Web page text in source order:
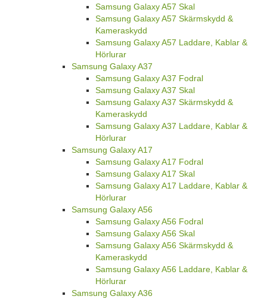
Samsung Galaxy A57 Skal
Samsung Galaxy A57 Skärmskydd &
Kameraskydd
Samsung Galaxy A57 Laddare, Kablar &
Hörlurar
Samsung Galaxy A37
Samsung Galaxy A37 Fodral
Samsung Galaxy A37 Skal
Samsung Galaxy A37 Skärmskydd &
Kameraskydd
Samsung Galaxy A37 Laddare, Kablar &
Hörlurar
Samsung Galaxy A17
Samsung Galaxy A17 Fodral
Samsung Galaxy A17 Skal
Samsung Galaxy A17 Laddare, Kablar &
Hörlurar
Samsung Galaxy A56
Samsung Galaxy A56 Fodral
Samsung Galaxy A56 Skal
Samsung Galaxy A56 Skärmskydd &
Kameraskydd
Samsung Galaxy A56 Laddare, Kablar &
Hörlurar
Samsung Galaxy A36